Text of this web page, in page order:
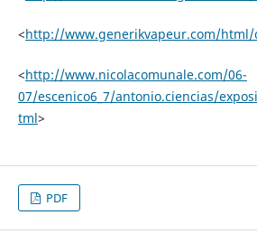
<http://www.generikvapeur.com/
<http://www.nicolacomunale.com/06-
07/escenico6_7/antonio.ciencias/
tml>
PDF